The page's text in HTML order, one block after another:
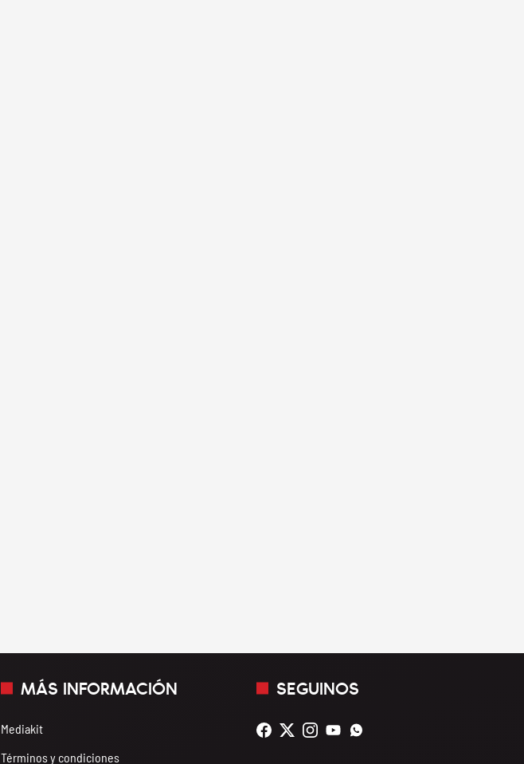
MÁS INFORMACIÓN
Mediakit
Términos y condiciones
SEGUINOS